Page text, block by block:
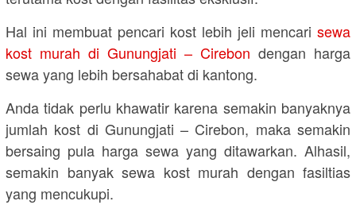
Hal ini membuat pencari kost lebih jeli mencari sewa
kost murah di Gunungjati – Cirebon dengan harga
sewa yang lebih bersahabat di kantong.
Anda tidak perlu khawatir karena semakin banyaknya
jumlah kost di Gunungjati – Cirebon, maka semakin
bersaing pula harga sewa yang ditawarkan. Alhasil,
semakin banyak sewa kost murah dengan fasiltias
yang mencukupi.